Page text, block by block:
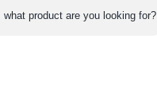
what product are you looking for?